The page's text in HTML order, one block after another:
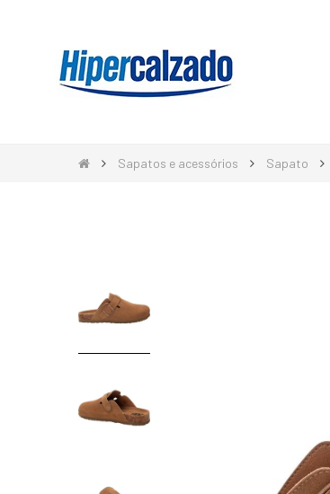
Sapatos e acessórios Sapato